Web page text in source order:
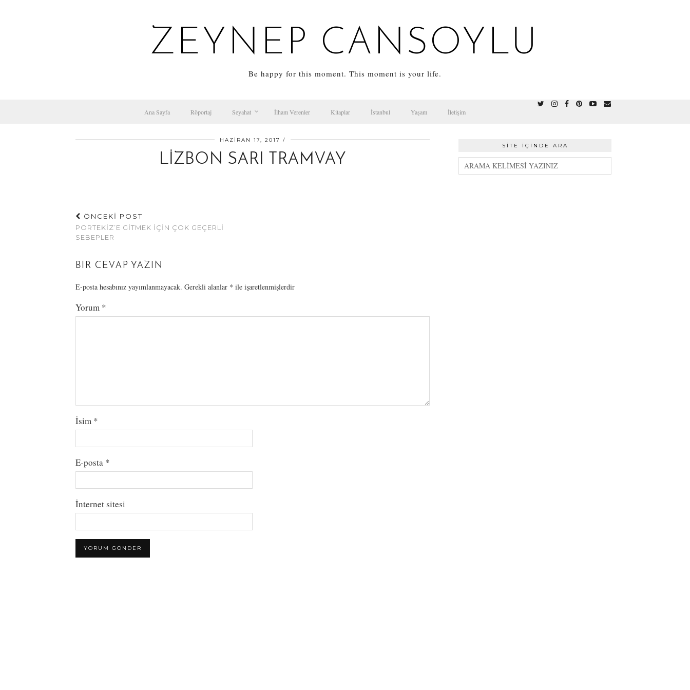
ZEYNEP CANSOYLU
Be happy for this moment. This moment is your life.
Ana Sayfa Röportaj Seyahat İlham Verenler Kitaplar İstanbul Yaşam İletişim
HAZIRAN 17, 2017
LIZBON SARI TRAMVAY
ÖNCEKİ POST
PORTEKIZ’E GITMEK İÇIN ÇOK GEÇERLI
SEBEPLER
BIR CEVAP YAZIN
E-posta hesabınız yayımlanmayacak. Gerekli alanlar * ile işaretlenmişlerdir
Yorum *
İsim *
E-posta *
İnternet sitesi
SITE İÇINDE ARA